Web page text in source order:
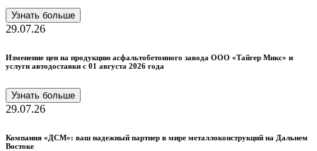
Узнать больше
29.07.26
Изменение цен на продукцию асфальтобетонного завода ООО «Тайгер Микс» и
услуги автодоставки с 01 августа 2026 года
Узнать больше
29.07.26
Компания «ДСМ»: ваш надежный партнер в мире металлоконструкций на Дальнем
Востоке